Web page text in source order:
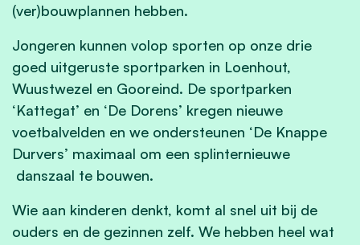
(ver)bouwplannen hebben.
Jongeren kunnen volop sporten op onze drie
goed uitgeruste sportparken in Loenhout,
Wuustwezel en Gooreind. De sportparken
‘Kattegat’ en ‘De Dorens’ kregen nieuwe
voetbalvelden en we ondersteunen ‘De Knappe
Durvers’ maximaal om een splinternieuwe
danszaal te bouwen.
Wie aan kinderen denkt, komt al snel uit bij de
ouders en de gezinnen zelf. We hebben heel wat